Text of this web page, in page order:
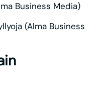
Business Media)
(Alma Business